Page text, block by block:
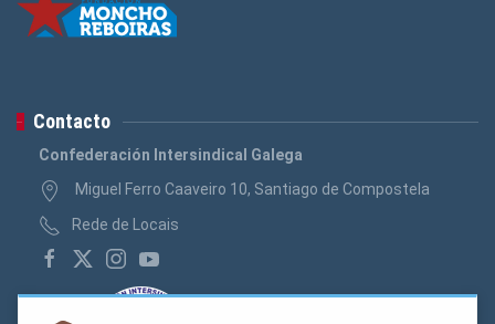
Contacto
Confederación Intersindical Galega
Miguel Ferro Caaveiro 10, Santiago de Compostela
Rede de Locais